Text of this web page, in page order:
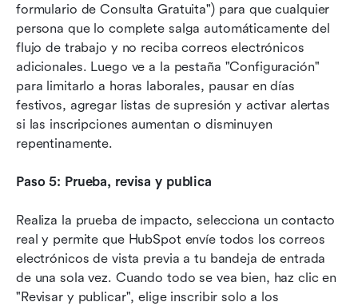
formulario de Consulta Gratuita") para que cualquier
persona que lo complete salga automáticamente del
flujo de trabajo y no reciba correos electrónicos
adicionales. Luego ve a la pestaña "Configuración"
para limitarlo a horas laborales, pausar en días
festivos, agregar listas de supresión y activar alertas
si las inscripciones aumentan o disminuyen
repentinamente.
Paso 5: Prueba, revisa y publica
Realiza la prueba de impacto, selecciona un contacto
real y permite que HubSpot envíe todos los correos
electrónicos de vista previa a tu bandeja de entrada
de una sola vez. Cuando todo se vea bien, haz clic en
"Revisar y publicar", elige inscribir solo a los